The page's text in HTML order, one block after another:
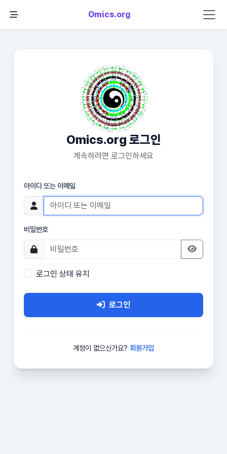
Omics.org
Omics.org 로그인
계속하려면 로그인하세요
아이디 또는 이메일
비밀번호
로그인 상태 유지
로그인
계정이 없으신가요? 회원가입